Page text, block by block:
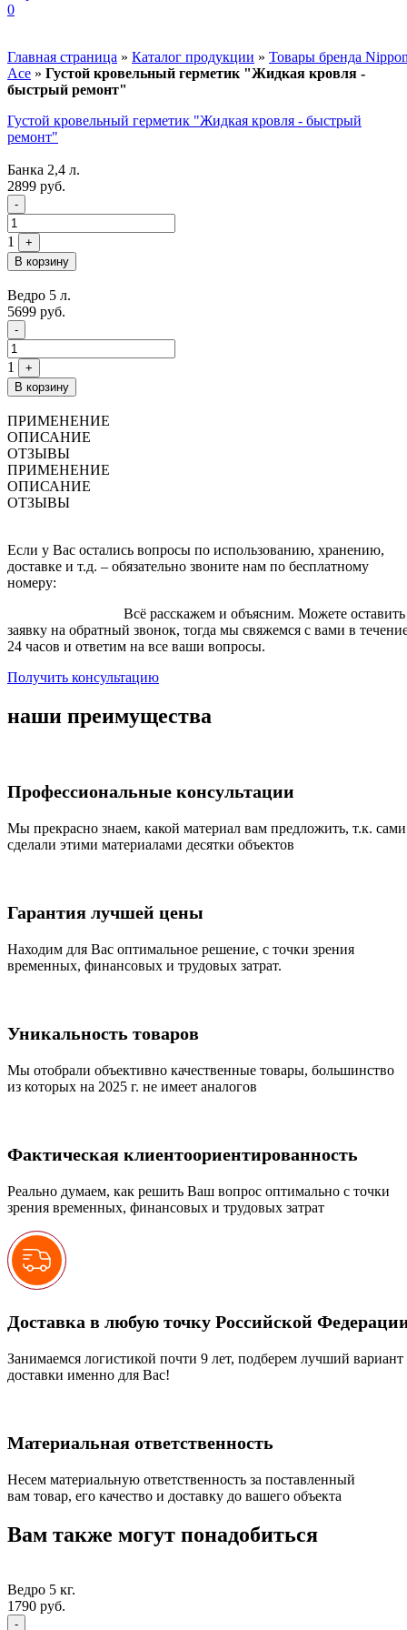
0
Главная страница » Каталог продукции » Товары бренда
Ace » Густой кровельный герметик "Жидкая кровля -
быстрый ремонт"
Густой кровельный герметик "Жидкая кровля - быстрый
ремонт"
Банка 2,4 л.
2899 руб.
Quantity
-
1
+
В корзину
Ведро 5 л.
5699 руб.
Quantity
-
1
+
В корзину
ПРИМЕНЕНИЕ
ОПИСАНИЕ
ОТЗЫВЫ
ПРИМЕНЕНИЕ
ОПИСАНИЕ
ОТЗЫВЫ
Если у Вас остались вопросы по использованию, хранению,
доставке и т.д. – обязательно звоните нам по бесплатному
номеру:
Всё расскажем и объясним. Можете оставить
заявку на обратный звонок, тогда мы свяжемся с вами в
24 часов и ответим на все ваши вопросы.
Получить консультацию
наши преимущества
Профессиональные консультации
Мы прекрасно знаем, какой материал вам предложить, т.к. сами
сделали этими материалами десятки объектов
Гарантия лучшей цены
Находим для Вас оптимальное решение, с точки зрения
временных, финансовых и трудовых затрат.
Уникальность товаров
Мы отобрали объективно качественные товары, большинство
из которых на 2025 г. не имеет аналогов
Фактическая клиентоориентированность
Реально думаем, как решить Ваш вопрос оптимально с точки
зрения временных, финансовых и трудовых затрат
Доставка в любую точку Российской
Занимаемся логистикой почти 9 лет, подберем лучший вариант
доставки именно для Вас!
Материальная ответственность
Несем материальную ответственность за поставленный
вам товар, его качество и доставку до вашего объекта
Вам также могут понадобиться
Ведро 5 кг.
1790 руб.
Quantity
-